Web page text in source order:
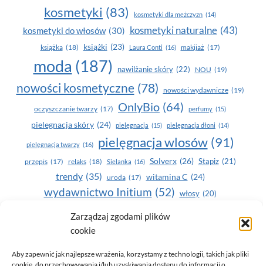
Zarządzaj zgodami plików
cookie
Aby zapewnić jak najlepsze wrażenia, korzystamy z technologii, takich jak pliki
kosmetyki (83) kosmetyki dla mężczyzn (14)
kosmetyki do włosów (30) kosmetyki naturalne (43)
książka (18) książki (23) Laura Conti (16) makijaż (17)
moda (187) nawilżanie skóry (22) NOU (19)
nowości kosmetyczne (78) nowości wydawnicze (19)
oczyszczanie twarzy (17) OnlyBio (64) perfumy (15)
pielegnacja skóry (24) pielęgnacja (15) pielęgnacja dłoni (14)
pielęgnacja twarzy (16) pielęgnacja wlosów (91)
przepis (17) relaks (18) Sielanka (16) Solverx (26) Stapiz (21)
trendy (35) uroda (17) witamina C (24)
wydawnictwo Initium (52) włosy (20)
Yasumi(164) zdrowe zęby
zdrowie